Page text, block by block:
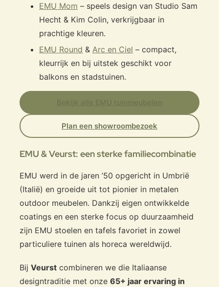
EMU Mom – speels design van Studio Sam
Hecht & Kim Colin, verkrijgbaar in
prachtige kleuren.
EMU Round & Arc en Ciel – compact,
kleurrijk en bij uitstek geschikt voor
balkons en stadstuinen.
Plan een showroombezoek
EMU & Veurst: een sterke familiecombinatie
EMU werd in de jaren ’50 opgericht in Umbrië
(Italië) en groeide uit tot pionier in metalen
outdoor meubelen. Dankzij eigen ontwikkelde
coatings en een sterke focus op duurzaamheid
zijn EMU stoelen en tafels favoriet in zowel
particuliere tuinen als horeca wereldwijd.
Bij Veurst combineren we die Italiaanse
designtraditie met onze 65+ jaar ervaring in